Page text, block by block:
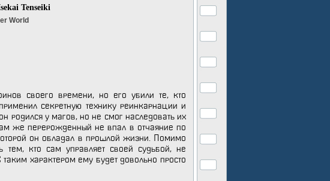
Tenseiki
World
своего времени, но его убили те, кто
секретную технику реинкарнации и
родился у магов, но не смог наследовать их
же перерожденный не впал в отчаяние по
он обладал в прошлой жизни. Помимо
тем, кто сам управляет своей судьбой, не
характером ему будет довольно просто